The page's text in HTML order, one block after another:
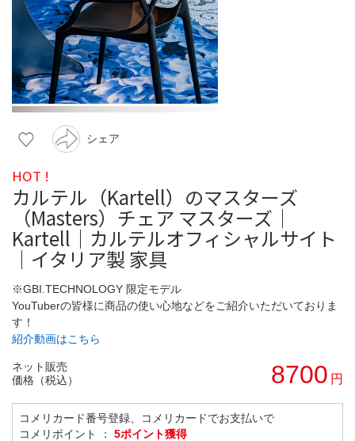
シェア
HOT !
カルテル（Kartell）のマスターズ
（Masters）チェア マスターズ｜
Kartell｜カルテルオフィシャルサイト
｜イタリア製 家具
※GBI.TECHNOLOGY 限定モデル
YouTuberの皆様に商品の使い心地などをご紹介いただいておりま
す！
紹介動画はこちら
ネット販売
価格（税込）
8700 円
コメリカード番号登録、コメリカードでお支払いで
コメリポイント ： 5ポイント獲得